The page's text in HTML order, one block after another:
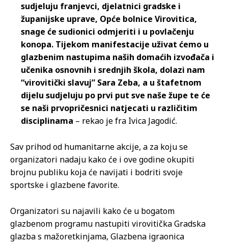
sudjeluju franjevci, djelatnici gradske i
županijske uprave, Opće bolnice Virovitica,
snage će sudionici odmjeriti i u povlačenju
konopa. Tijekom manifestacije uživat ćemo u
glazbenim nastupima naših domaćih izvođača i
učenika osnovnih i srednjih škola, dolazi nam
“virovitički slavuj” Sara Zeba, a u štafetnom
dijelu sudjeluju po prvi put sve naše župe te će
se naši prvopričesnici natjecati u različitim
disciplinama – rekao je fra Ivica Jagodić.
Sav prihod od humanitarne akcije, a za koju se
organizatori nadaju kako će i ove godine okupiti
brojnu publiku koja će navijati i bodriti svoje
sportske i glazbene favorite.
Organizatori su najavili kako će u bogatom
glazbenom programu nastupiti virovitička Gradska
glazba s mažoretkinjama, Glazbena igraonica